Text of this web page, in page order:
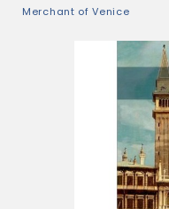
Merchant of Venice